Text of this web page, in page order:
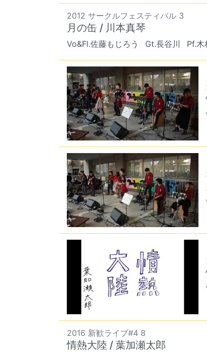
2012 サークルフェスティバル 3
月の缶 / 川本真琴
Vo&Fl.佐藤もじろう Gt.長谷川 Pf.木
2016 新歓ライブ#4 8
情熱大陸 / 葉加瀬太郎